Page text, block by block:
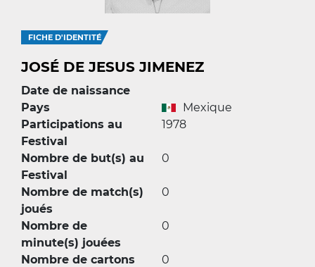
FICHE D'IDENTITÉ
JOSÉ DE JESUS JIMENEZ
Date de naissance
Pays
Mexique
Participations au
Festival
1978
Nombre de but(s) au
Festival
0
Nombre de match(s)
joués
0
Nombre de
minute(s) jouées
0
Nombre de cartons
0